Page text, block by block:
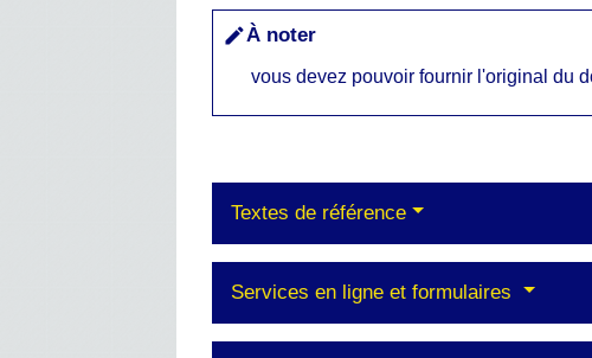
editÀ noter
vous devez pouvoir fournir l'original du
Textes de référence
Services en ligne et formulaires